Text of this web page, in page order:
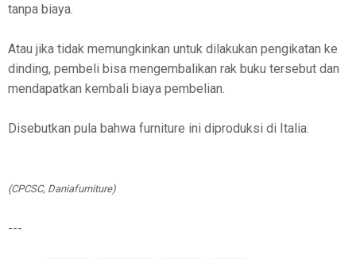
tanpa biaya.
Atau jika tidak memungkinkan untuk dilakukan pengikatan ke
dinding, pembeli bisa mengembalikan rak buku tersebut dan
mendapatkan kembali biaya pembelian.
Disebutkan pula bahwa furniture ini diproduksi di Italia.
(CPCSC, Daniafurniture)
---